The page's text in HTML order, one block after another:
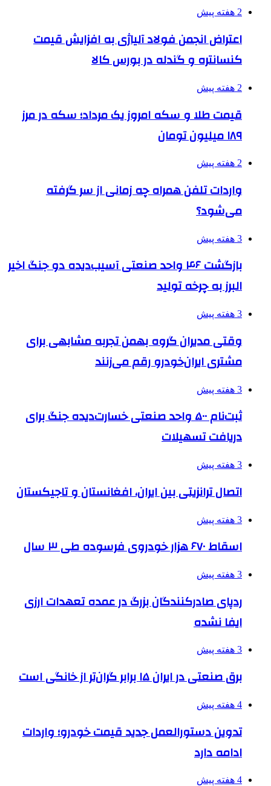
2 هفته پیش
اعتراض انجمن فولاد آلیاژی به افزایش قیمت
کنسانتره و گندله در بورس کالا
2 هفته پیش
قیمت طلا و سکه امروز یک مرداد؛ سکه در مرز
۱۸۹ میلیون تومان
2 هفته پیش
واردات تلفن همراه چه زمانی از سر گرفته
می‌شود؟
3 هفته پیش
بازگشت ۴۶ واحد صنعتی آسیب‌دیده دو جنگ اخیر
البرز به چرخه تولید
3 هفته پیش
وقتی مدیران گروه بهمن تجربه مشابهی برای
مشتری ایران‌خودرو رقم می‌زنند
3 هفته پیش
ثبت‌نام ۵۰۰ واحد صنعتی خسارت‌دیده جنگ برای
دریافت تسهیلات
3 هفته پیش
اتصال ترانزیتی بین ایران، افغانستان و تاجیکستان
3 هفته پیش
اسقاط ۶۷۰ هزار خودروی فرسوده طی ۳ سال
3 هفته پیش
ردپای صادرکنندگان بزرگ در عمده تعهدات ارزی
ایفا نشده
3 هفته پیش
برق صنعتی در ایران ۱۵ برابر گران‌تر از خانگی است
4 هفته پیش
تدوین دستورالعمل جدید قیمت خودرو؛ واردات
ادامه دارد
4 هفته پیش